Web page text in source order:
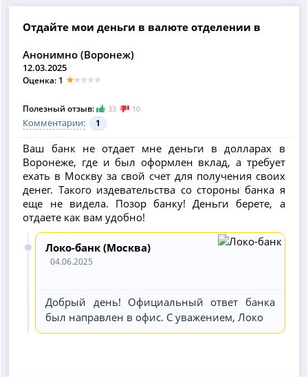
Отдайте мои деньги в валюте отделении в
Анонимно (Воронеж)
12.03.2025
Оценка: 1
Полезный отзыв: 33 10
Комментарии: 1
Ваш банк не отдает мне деньги в долларах в
Воронеже, где и был оформлен вклад, а требует
ехать в Москву за свой счет для получения своих
денег. Такого издевательства со стороны банка я
еще не видела. Позор банку! Деньги берете, а
отдаете как вам удобно!
Локо-банк (Москва)
04.06.2025
Добрый день! Официальный ответ банка
был направлен в офис. С уважением, Локо